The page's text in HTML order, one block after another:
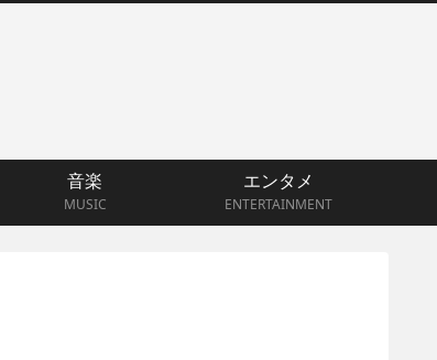
音楽
MUSIC
エンタメ
ENTERTAINMENT